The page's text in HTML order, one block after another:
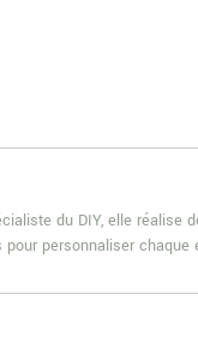
du DIY, elle
personnaliser chaque